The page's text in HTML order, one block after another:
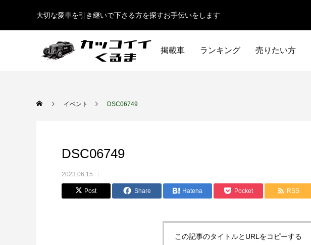
大切な愛車を引き継いで下さる方を探すお手伝いをします
掲載車 ランキング 売りたい方
GERMANY ILTALIA
イベント DSC06749
DSC06749
2023.06.15
Post Share Hatena Pocket RSS
この記事のタイトルとURLをコピーする